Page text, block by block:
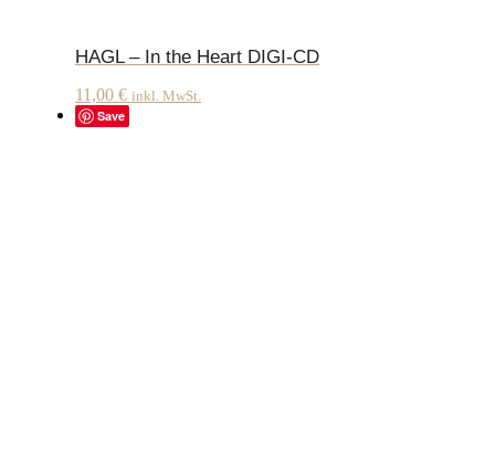
HAGL – In the Heart DIGI-CD
11,00 € inkl. MwSt.
Save